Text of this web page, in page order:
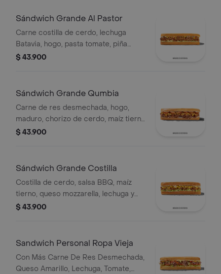
Sándwich Grande Al Pastor
Carne costilla de cerdo, lechuga
Batavia, hogo, pasta tomate, piña
calada asada, cebolla blanca y
$ 43.900
Sándwich Grande Qumbia
Carne de res desmechada, hogo,
maduro, chorizo de cerdo, maíz tierno
y salsa Qbano.
$ 43.900
Sándwich Grande Costilla
Costilla de cerdo, salsa BBQ, maíz
tierno, queso mozzarella, lechuga y
salsa Qbano.
$ 43.900
Sandwich Personal Ropa Vieja
Con Más Carne De Res Desmechada,
Queso Amarillo, Lechuga, Tomate,